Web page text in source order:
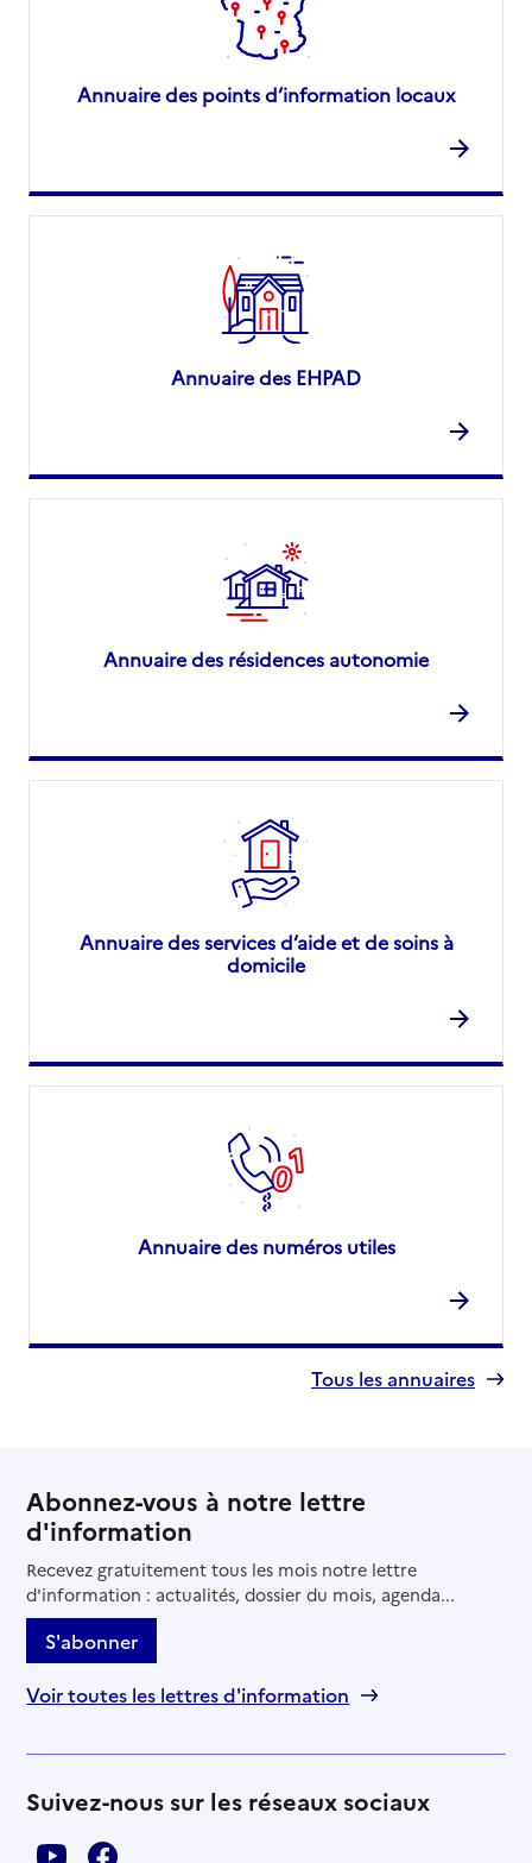
Annuaire des points d’information locaux
Annuaire des EHPAD
Annuaire des résidences autonomie
Annuaire des services d’aide et de soins à
domicile
Annuaire des numéros utiles
Tous les annuaires
Abonnez-vous à notre lettre
d'information
Recevez gratuitement tous les mois notre lettre
d'information : actualités, dossier du mois, agenda...
S'abonner
Voir toutes les lettres d'information
Suivez-nous sur les réseaux sociaux